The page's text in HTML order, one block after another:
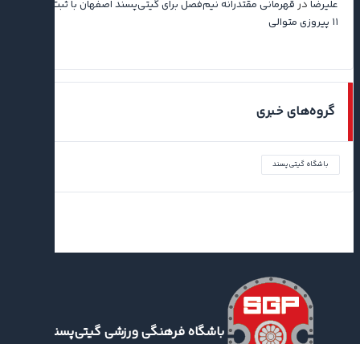
علیرضا در قهرمانی مقتدرانه نیم‌فصل برای گیتی‌پسند اصفهان با ثبت رکورد
۱۱ پیروزی متوالی
گروه‌های خبری
باشگاه گیتی‌پسند
باشگاه فرهنگی ورزشی گیتی‌پسند